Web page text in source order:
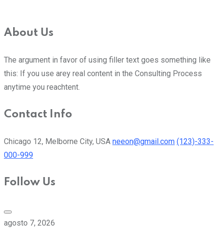
About Us
The argument in favor of using filler text goes something like
this: If you use arey real content in the Consulting Process
anytime you reachtent.
Contact Info
Chicago 12, Melborne City, USA neeon@gmail.com (123)-333-
000-999
Follow Us
agosto 7, 2026